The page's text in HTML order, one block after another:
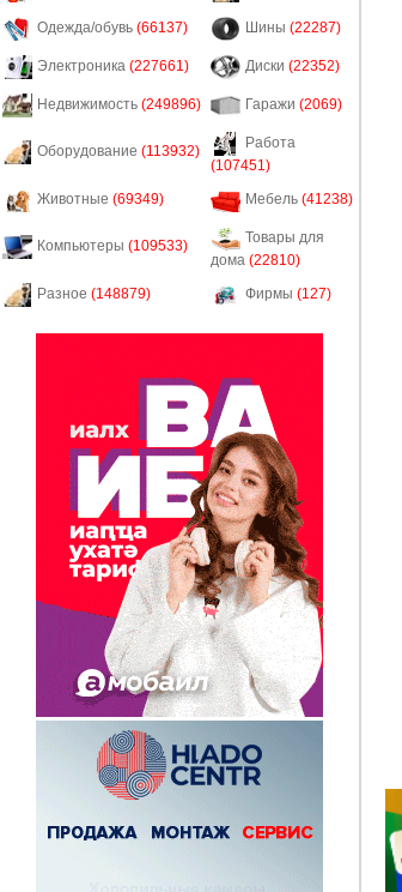
Одежда/обувь (66137) Шины (22287)
Электроника (227661) Диски (22352)
Недвижимость (249896) Гаражи (2069)
Оборудование (113932)
Работа
(107451)
Животные (69349) Мебель (41238)
Компьютеры (109533)
Товары для
дома (22810)
Разное (148879) Фирмы (127)